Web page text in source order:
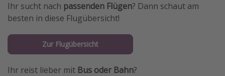
Ihr sucht nach passenden Flügen? Dann schaut am
besten in diese Flugübersicht!
Zur Flugübersicht
Ihr reist lieber mit Bus oder Bahn?